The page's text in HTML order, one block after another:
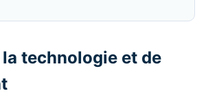
technologie et de